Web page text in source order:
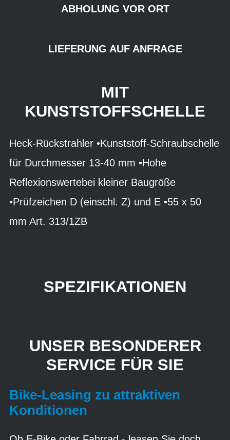
ABHOLUNG VOR ORT
LIEFERUNG AUF ANFRAGE
MIT
KUNSTSTOFFSCHELLE
Heck-Rückstrahler •Kunststoff-Schraubschelle
für Durchmesser 13-40 mm •Hohe
Reflexionswertebei kleiner Baugröße
•Prüfzeichen D (einschl. Z) und E •55 x 50
mm Art. 313/1ZB
SPEZIFIKATIONEN
UNSER BESONDERER
SERVICE FÜR SIE
Bike-Leasing zu attraktiven
Konditionen